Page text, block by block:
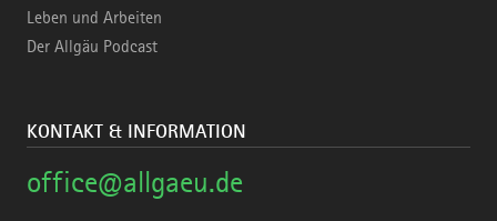
Leben und Arbeiten
Der Allgäu Podcast
KONTAKT & INFORMATION
office@allgaeu.de